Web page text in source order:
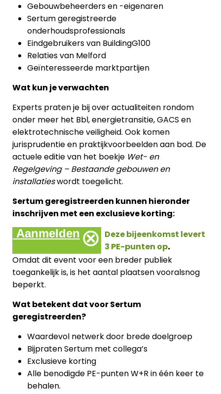
Gebouwbeheerders en -eigenaren
Sertum geregistreerde
onderhoudsprofessionals
Eindgebruikers van BuildingG100
Relaties van Melford
Geïnteresseerde marktpartijen
Wat kun je verwachten
Experts praten je bij over actualiteiten rondom
onder meer het Bbl, energietransitie, GACS en
elektrotechnische veiligheid. Ook komen
jurisprudentie en praktijkvoorbeelden aan bod. De
actuele editie van het boekje Wet- en
Regelgeving – Bestaande gebouwen en
installatieswordt toegelicht.
Sertum geregistreerden kunnen hieronder
inschrijven met een exclusieve korting:
Aanmelden⊗ Deze bijeenkomst levert
3 PE-punten op.
Omdat dit event voor een breder publiek
toegankelijk is, is het aantal plaatsen vooralsnog
beperkt.
Wat betekent dat voor Sertum
geregistreerden?
Waardevol netwerk door brede doelgroep
Bijpraten Sertum met collega’s
Exclusieve korting
Alle benodigde PE-punten W+R in één keer te
behalen.